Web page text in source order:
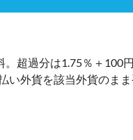
超過分は1.75％＋100円
い外貨を該当外貨のま